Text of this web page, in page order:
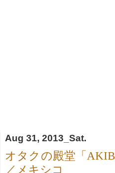
Aug 31, 2013_Sat.
オタクの殿堂「
／メキシコ